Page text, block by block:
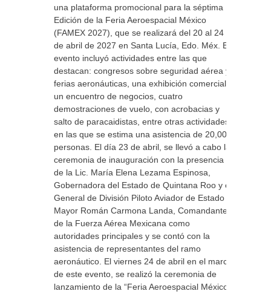
una plataforma promocional para la séptima
Edición de la Feria Aeroespacial México
(FAMEX 2027), que se realizará del 20 al 24
de abril de 2027 en Santa Lucía, Edo. Méx. El
evento incluyó actividades entre las que
destacan: congresos sobre seguridad aérea y
ferias aeronáuticas, una exhibición comercial y
un encuentro de negocios, cuatro
demostraciones de vuelo, con acrobacias y
salto de paracaidistas, entre otras actividades,
en las que se estima una asistencia de 20,000
personas. El día 23 de abril, se llevó a cabo la
ceremonia de inauguración con la presencia
de la Lic. María Elena Lezama Espinosa,
Gobernadora del Estado de Quintana Roo y el
General de División Piloto Aviador de Estado
Mayor Román Carmona Landa, Comandante
de la Fuerza Aérea Mexicana como
autoridades principales y se contó con la
asistencia de representantes del ramo
aeronáutico. El viernes 24 de abril en el marco
de este evento, se realizó la ceremonia de
lanzamiento de la “Feria Aeroespacial México